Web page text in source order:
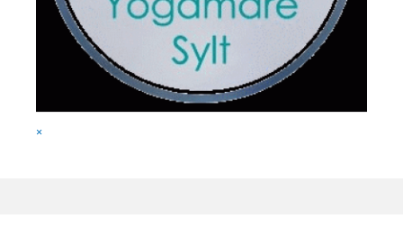
Full
×